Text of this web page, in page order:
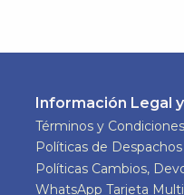
Información Legal
Términos y Condiciones
Políticas de Despachos
Políticas Cambios,
WhatsApp Tarjeta